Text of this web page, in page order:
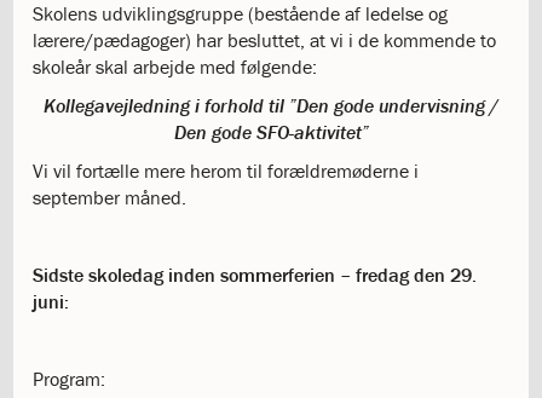
traditioner
3.3:
Skole/hjemsamarbejdet
3.4:
Socialpraktik
3.5:
Skolemad
Samværsregler
3.8:
Fravær
fra
Mobbepolitik
3.10:
Forsikring
Skolens udviklingsgruppe (bestående af ledelse og
lærere/pædagoger) har besluttet, at vi i de kommende to
skoleår skal arbejde med følgende:
Kollegavejledning i forhold til ”Den gode undervisning /
Den gode SFO-aktivitet”
Vi vil fortælle mere herom til forældremøderne i
september måned.
Sidste skoledag inden sommerferien – fredag den 29.
juni:
Program: